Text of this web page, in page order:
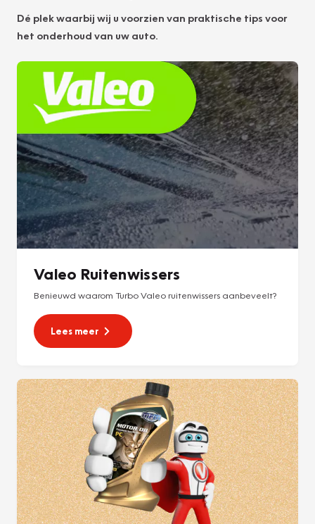
Dé plek waarbij wij u voorzien van praktische tips voor
het onderhoud van uw auto.
Valeo Ruitenwissers
Benieuwd waarom Turbo Valeo ruitenwissers aanbeveelt?
Lees meer